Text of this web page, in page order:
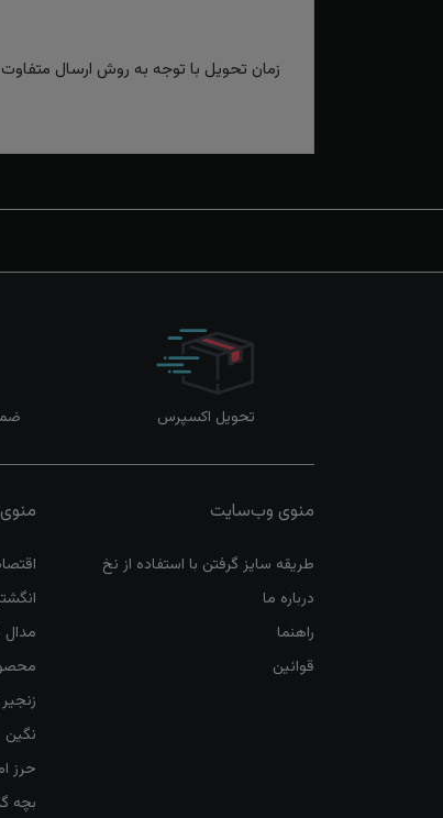
زمان تحویل با توجه به روش ارسال متفاوت بوده و برای روش‌های
تحویل اکسپرس
منوی وب‌سایت
طریقه سایز گرفتن با استفاده از نخ
درباره ما
راهنما
قوانین
مدال
نگین
حرز
بچه